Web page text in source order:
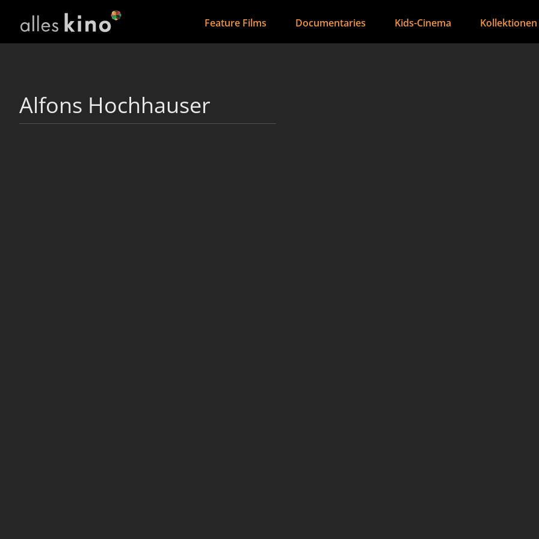
Feature Films Documentaries Kids-Cinema Kollektionen
Alfons Hochhauser